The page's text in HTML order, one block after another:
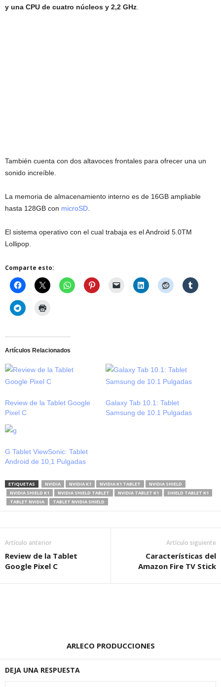
y una CPU de cuatro núcleos y 2,2 GHz
También cuenta con dos altavoces frontales para ofrecer una un
sonido increíble.
La memoria de almacenamiento interno es de 16GB ampliable
hasta 128GB con microSD.
El sistema operativo con el cual trabaja es el Android 5.0TM
Lollipop.
Comparte esto:
Artículos Relacionados
Review de la Tablet Google
Pixel C
Galaxy Tab 10.1: Tablet
Samsung de 10.1 Pulgadas
G Tablet ViewSonic: Tablet
Android de 10,1 Pulgadas
ETIQUETAS NVIDIA NVIDIA K1 NVIDIA K1 TABLET
NVIDIA SHIELD
NVIDIA SHIELD K1
NVIDIA SHIELD TABLET NVIDIA TABLET K1
SHIELD TABLET K1
TABLET NVIDIA
TABLET NVIDIA SHIELD
Artículo anterior
Review de la Tablet
Google Pixel C
Artículo siguiente
Características del
Amazon Fire TV Stick
ARLECO PRODUCCIONES
DEJA UNA RESPUESTA